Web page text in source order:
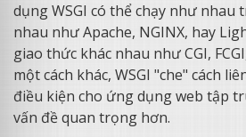
dụng WSGI có thể chạy như nhau
nhau như Apache, NGINX, hay
giao thức khác nhau như CGI,
một cách khác, WSGI "che" cách
điều kiện cho ứng dụng web tập
vấn đề quan trọng hơn.